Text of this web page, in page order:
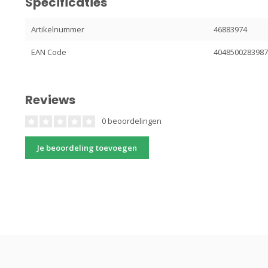
Artikelnummer 46883974
EAN Code 4048500283987
Reviews
0 beoordelingen
Je beoordeling toevoegen